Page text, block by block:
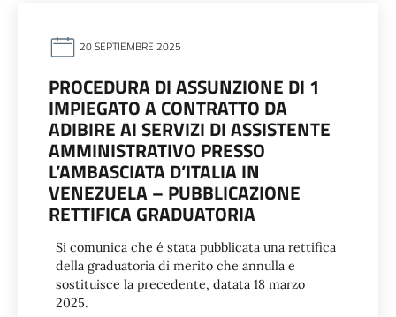
20 SEPTIEMBRE 2025
PROCEDURA DI ASSUNZIONE DI 1
IMPIEGATO A CONTRATTO DA
ADIBIRE AI SERVIZI DI ASSISTENTE
AMMINISTRATIVO PRESSO
L’AMBASCIATA D’ITALIA IN
VENEZUELA – PUBBLICAZIONE
RETTIFICA GRADUATORIA
Si comunica che é stata pubblicata una rettifica
della graduatoria di merito che annulla e
sostituisce la precedente, datata 18 marzo
2025.